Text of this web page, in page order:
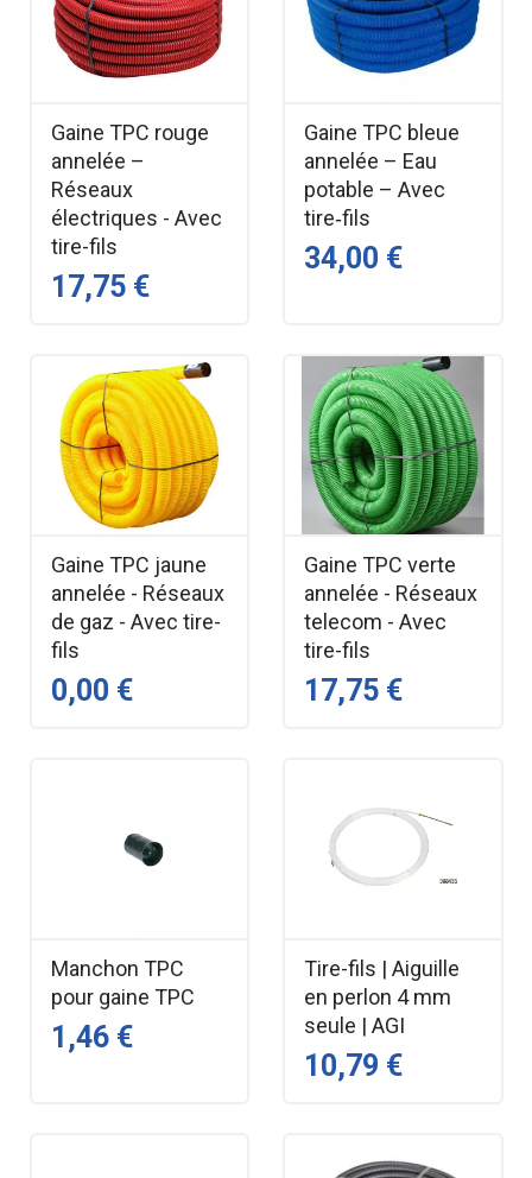
Gaine TPC rouge
annelée –
Réseaux
électriques - Avec
tire-fils
17,75 €
Gaine TPC bleue
annelée – Eau
potable – Avec
tire‑fils
34,00 €
Gaine TPC jaune
annelée - Réseaux
de gaz - Avec tire-
fils
0,00 €
Gaine TPC verte
annelée - Réseaux
telecom - Avec
tire-fils
17,75 €
Manchon TPC
pour gaine TPC
1,46 €
Tire-fils | Aiguille
en perlon 4 mm
seule | AGI
10,79 €